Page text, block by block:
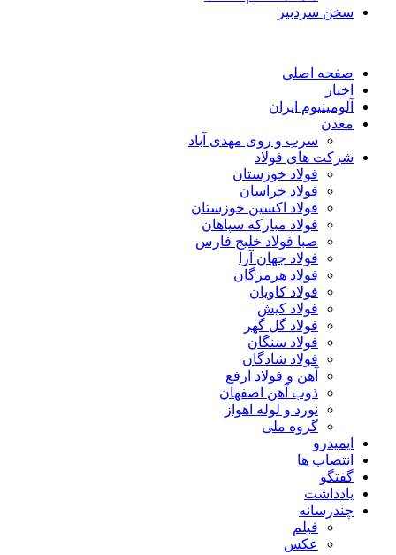
سخن سردبیر
صفحه اصلی
اخبار
آلومینیوم ایران
معدن
سرب و روی مهدی آباد
شرکت های فولاد
فولاد خوزستان
فولاد خراسان
فولاد اکسین خوزستان
فولاد مبارکه سپاهان
صبا فولاد خلیج فارس
فولاد جهان آرا
فولاد هرمزگان
فولاد کاویان
فولاد کیش
فولاد گل گهر
فولاد سنگان
فولاد شادگان
آهن و فولاد ارفع
ذوب آهن اصفهان
نورد و لوله اهواز
گروه ملی
ایمیدرو
انتصاب ها
گفتگو
یادداشت
چندرسانه
فیلم
عکس